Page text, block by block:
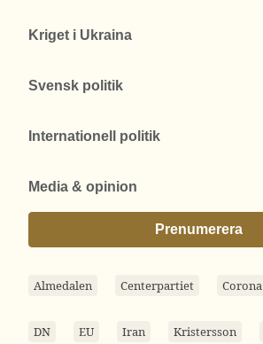
Kriget i Ukraina
Svensk politik
Internationell politik
Media & opinion
Prenumerera
Almedalen Centerpartiet Corona
DN EU Iran Kristersson